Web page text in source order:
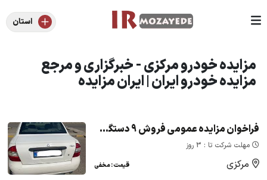
استان
مزایده خودرو مرکزی - خبرگزاری و مرجع
مزایده خودرو ایران | ایران مزایده
فراخوان مزایده عمومی فروش 9 دستگاه خودرو سنگین و سبک (شرکت معدنی) : کامیون کمپرسی آمیکو ، تیبا، سمند و پژو پارس
مهلت شرکت تا : 3 روز
مرکزی قیمت : مخفی